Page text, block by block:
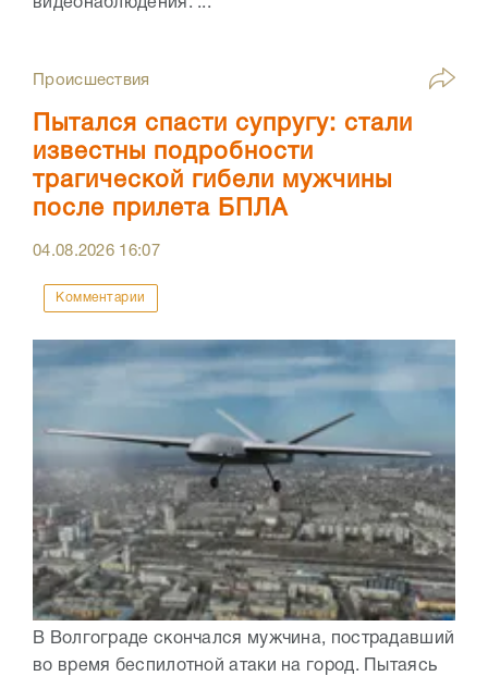
видеонаблюдения. ...
Происшествия
Пытался спасти супругу: стали
известны подробности
трагической гибели мужчины
после прилета БПЛА
04.08.2026 16:07
Комментарии
В Волгограде скончался мужчина, пострадавший
во время беспилотной атаки на город. Пытаясь